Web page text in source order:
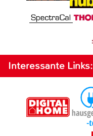
Interessante Links: